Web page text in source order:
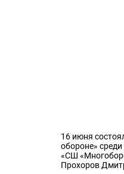
16 июня
обороне»
«СШ
Прохоров